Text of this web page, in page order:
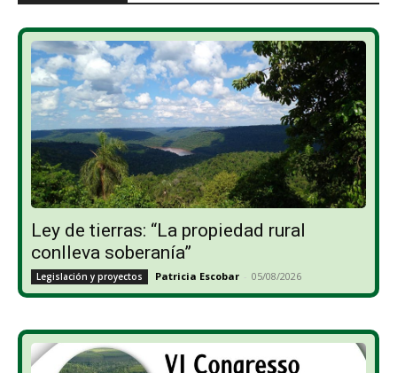
Ley de tierras: “La propiedad rural
conlleva soberanía”
Legislación y proyectos Patricia Escobar - 05/08/2026